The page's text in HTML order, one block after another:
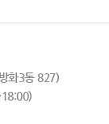
화3동 827)